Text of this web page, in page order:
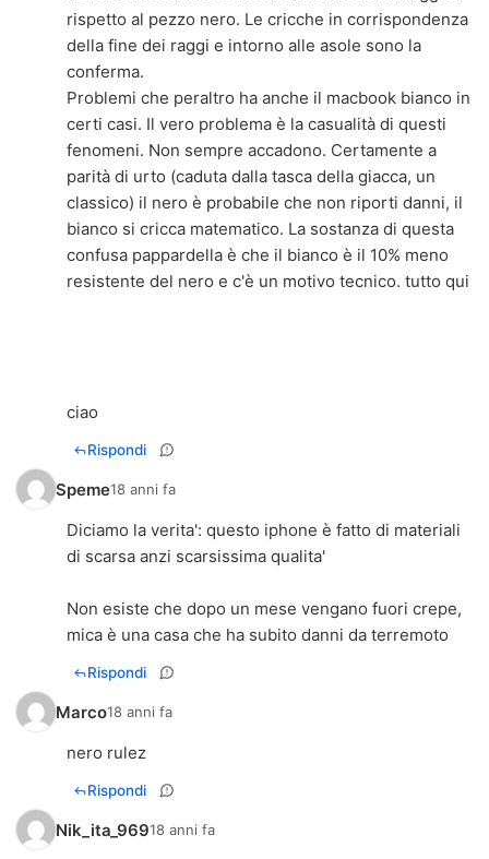
rispetto al pezzo nero. Le cricche in corrispondenza
della fine dei raggi e intorno alle asole sono la
conferma.
Problemi che peraltro ha anche il macbook bianco in
certi casi. Il vero problema è la casualità di questi
fenomeni. Non sempre accadono. Certamente a
parità di urto (caduta dalla tasca della giacca, un
classico) il nero è probabile che non riporti danni, il
bianco si cricca matematico. La sostanza di questa
confusa pappardella è che il bianco è il 10% meno
resistente del nero e c'è un motivo tecnico. tutto qui
ciao
Rispondi
Speme18 anni fa
Diciamo la verita': questo iphone è fatto di materiali
di scarsa anzi scarsissima qualita'
Non esiste che dopo un mese vengano fuori crepe,
mica è una casa che ha subito danni da terremoto
Rispondi
Marco18 anni fa
nero rulez
Rispondi
Nik_ita_96918 anni fa